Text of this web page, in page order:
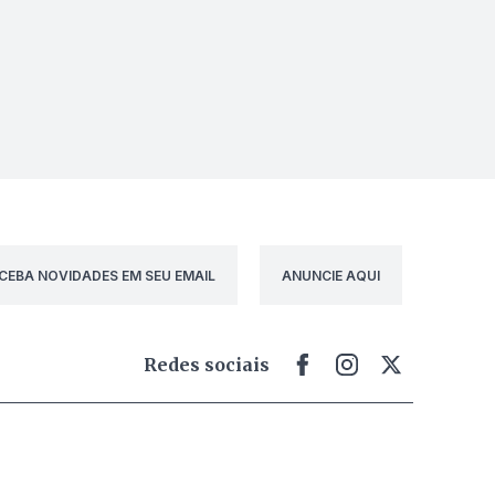
NOVIDADES EM SEU EMAIL ANUNCIE AQUI
Redes sociais